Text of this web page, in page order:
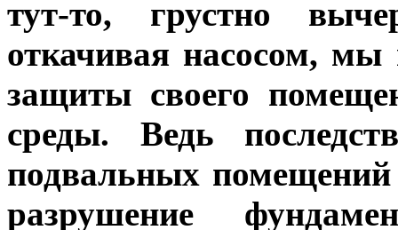
тут-то, грустно
откачивая насосом, мы
защиты своего
среды. Ведь
подвальных
разрушение